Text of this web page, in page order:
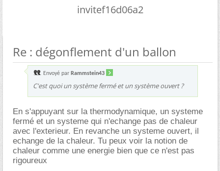
invitef16d06a2
Re : dégonflement d'un ballon
Envoyé par Rammstein43
C'est quoi un système fermé et un système ouvert ?
En s'appuyant sur la thermodynamique, un systeme
fermé et un systeme qui n'echange pas de chaleur
avec l'exterieur. En revanche un systeme ouvert, il
echange de la chaleur. Tu peux voir la notion de
chaleur comme une energie bien que ce n'est pas
rigoureux